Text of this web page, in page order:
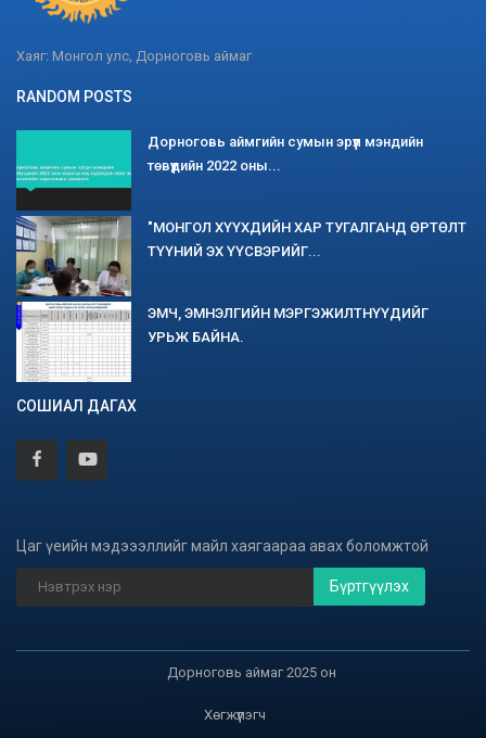
Хаяг: Монгол улс, Дорноговь аймаг
RANDOM POSTS
Дорноговь аймгийн сумын эрүүл мэндийн
төвүүдийн 2022 оны...
"МОНГОЛ ХҮҮХДИЙН ХАР ТУГАЛГАНД ӨРТӨЛТ
ТҮҮНИЙ ЭХ ҮҮСВЭРИЙГ...
ЭМЧ, ЭМНЭЛГИЙН МЭРГЭЖИЛТНҮҮДИЙГ
УРЬЖ БАЙНА.
СОШИАЛ ДАГАХ
Цаг үеийн мэдэээллийг майл хаягаараа авах боломжтой
Бүртгүүлэх
Дорноговь аймаг 2025 он
Хөгжүүлэгч